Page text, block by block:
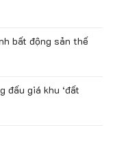
bất động sản thế
đấu giá khu ‘đất